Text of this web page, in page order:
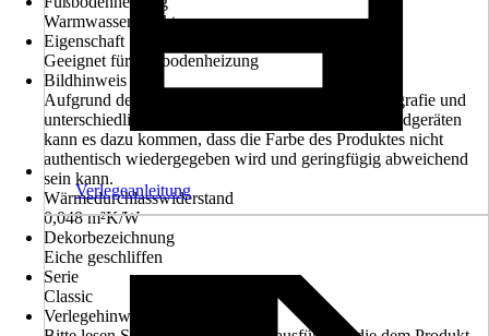
Warmwasser, Elektro
Eigenschaft
Geeignet für Fußbodenheizung
Bildhinweis
Aufgrund der Lichtverhältnisse bei der Produktfotografie und
unterschiedlichen Bildschirmeinstellungen sowie Endgeräten
kann es dazu kommen, dass die Farbe des Produktes nicht
authentisch wiedergegeben wird und geringfügig abweichend
sein kann.
Wärmedurchlasswiderstand
0,048 m²K/W
Dekorbezeichnung
Eiche geschliffen
Serie
Classic
Verlegehinweis
Verlegeanleitung